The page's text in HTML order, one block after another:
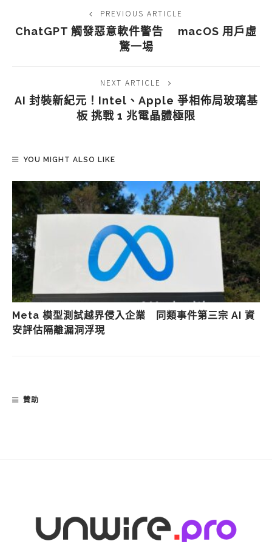
PREVIOUS ARTICLE
ChatGPT 觸發惡意軟件警告 macOS 用戶虛
驚一場
NEXT ARTICLE
AI 封裝新紀元！Intel、Apple 爭相佈局玻璃基
板 挑戰 1 兆電晶體極限
YOU MIGHT ALSO LIKE
Meta 模型測試越界侵入企業 同類事件第三宗 AI 資
安評估隔離漏洞浮現
贊助